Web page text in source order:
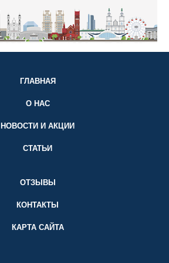
ГЛАВНАЯ
О НАС
НОВОСТИ И АКЦИИ
СТАТЬИ
ОТЗЫВЫ
КОНТАКТЫ
КАРТА САЙТА